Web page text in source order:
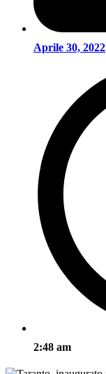
Aprile 30, 2022
2:48 am